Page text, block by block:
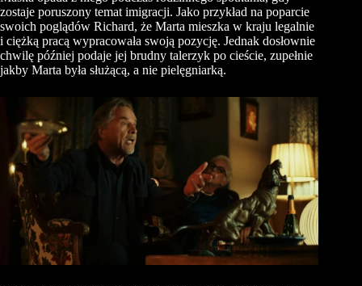
zostaje poruszony temat imigracji. Jako przykład na poparcie
swoich poglądów Richard, że Marta mieszka w kraju legalnie
i ciężką pracą wypracowała swoją pozycję. Jednak dosłownie
chwilę później podaje jej brudny talerzyk po cieście, zupełnie
jakby Marta była służącą, a nie pielęgniarką.